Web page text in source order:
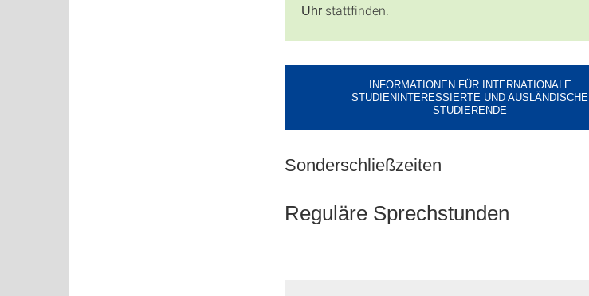
Uhr stattfinden.
INFORMATIONEN FÜR INTERNATIONALE
STUDIENINTERESSIERTE UND AUSLÄNDISCHE
STUDIERENDE
Sonderschließzeiten
Reguläre Sprechstunden